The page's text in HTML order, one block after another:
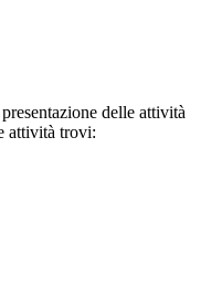
delle attività
attività trovi: